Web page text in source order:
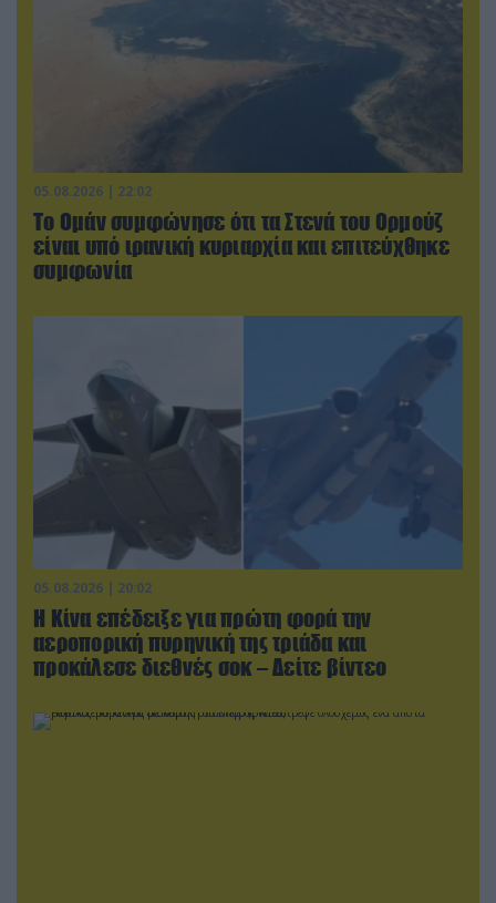
05.08.2026 | 22:02
Το Ομάν συμφώνησε ότι τα Στενά του Ορμούζ
είναι υπό ιρανική κυριαρχία και επιτεύχθηκε
συμφωνία
05.08.2026 | 20:02
Η Κίνα επέδειξε για πρώτη φορά την
αεροπορική πυρηνική της τριάδα και
προκάλεσε διεθνές σοκ – Δείτε βίντεο